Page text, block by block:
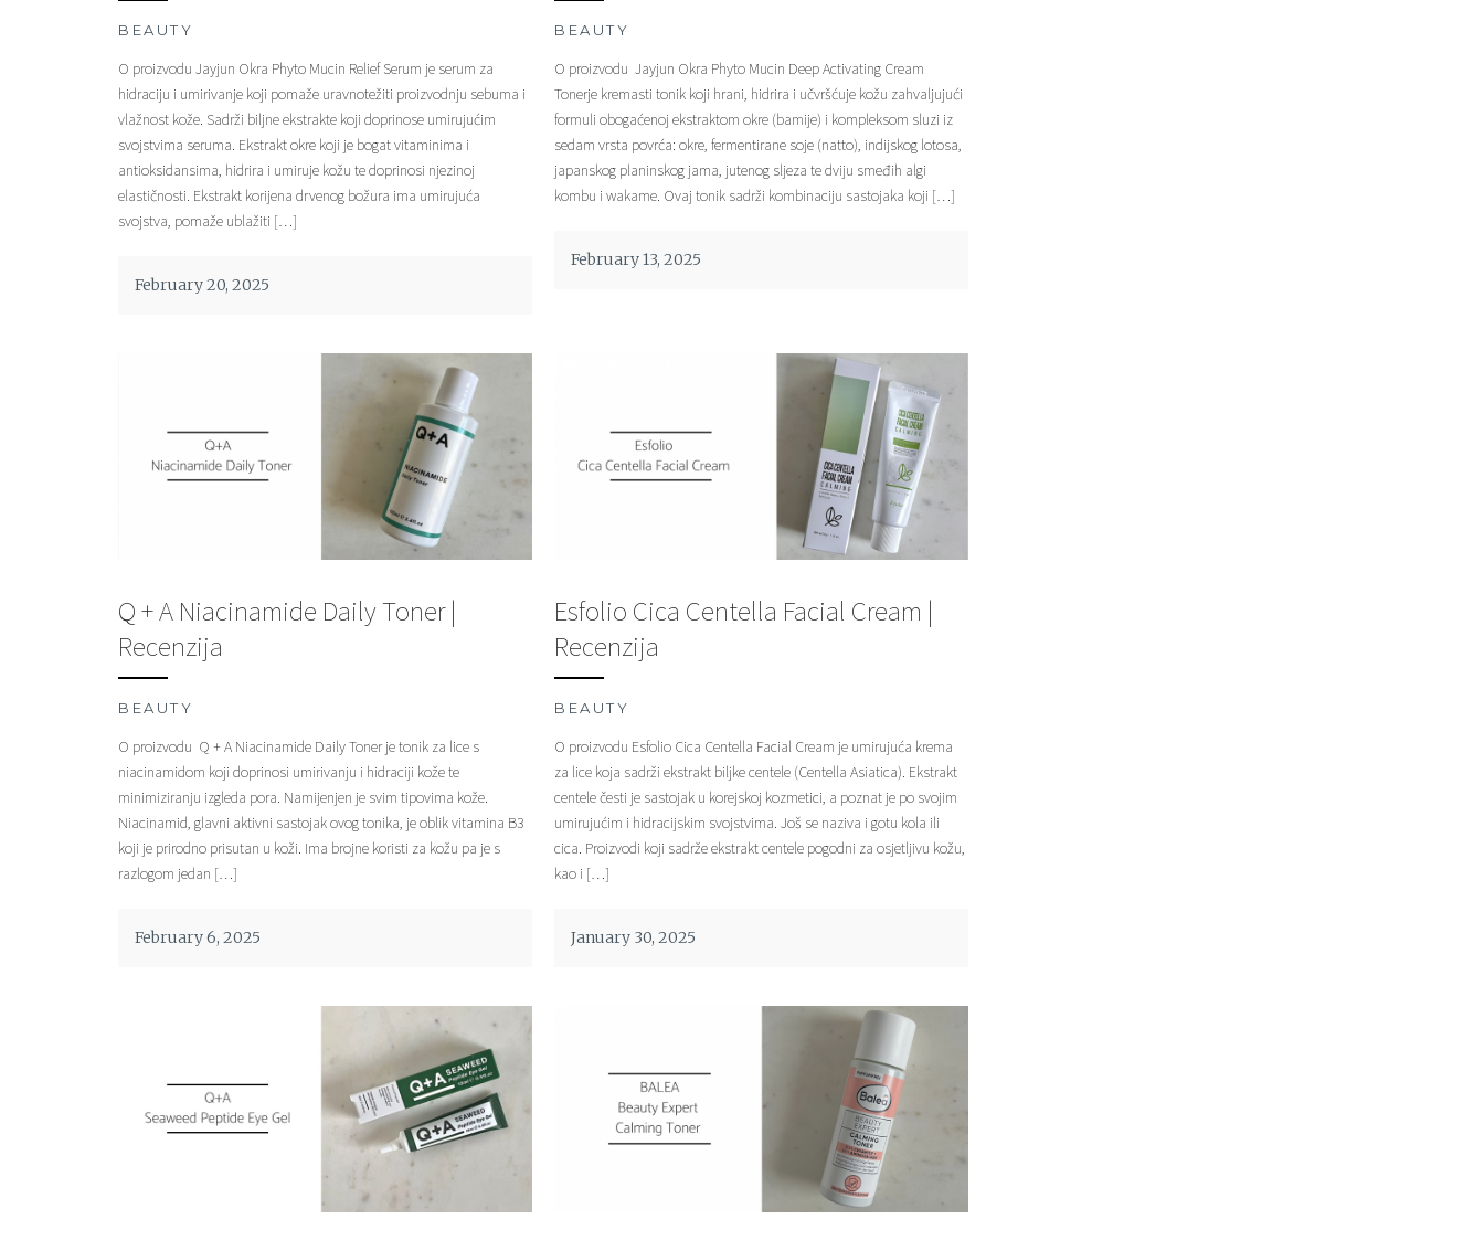
BEAUTY
O proizvodu Jayjun Okra Phyto Mucin Relief Serum je serum za
hidraciju i umirivanje koji pomaže uravnotežiti proizvodnju sebuma i
vlažnost kože. Sadrži biljne ekstrakte koji doprinose umirujućim
svojstvima seruma. Ekstrakt okre koji je bogat vitaminima i
antioksidansima, hidrira i umiruje kožu te doprinosi njezinoj
elastičnosti. Ekstrakt korijena drvenog božura ima umirujuća
svojstva, pomaže ublažiti […]
February 20, 2025
BEAUTY
O proizvodu Jayjun Okra Phyto Mucin Deep Activating Cream
Tonerje kremasti tonik koji hrani, hidrira i učvršćuje kožu zahvaljujući
formuli obogaćenoj ekstraktom okre (bamije) i kompleksom sluzi iz
sedam vrsta povrća: okre, fermentirane soje (natto), indijskog lotosa,
japanskog planinskog jama, jutenog sljeza te dviju smeđih algi
kombu i wakame. Ovaj tonik sadrži kombinaciju sastojaka koji […]
February 13, 2025
Q + A Niacinamide Daily Toner |
Recenzija
BEAUTY
O proizvodu Q + A Niacinamide Daily Toner je tonik za lice s
niacinamidom koji doprinosi umirivanju i hidraciji kože te
minimiziranju izgleda pora. Namijenjen je svim tipovima kože.
Niacinamid, glavni aktivni sastojak ovog tonika, je oblik vitamina B3
koji je prirodno prisutan u koži. Ima brojne koristi za kožu pa je s
razlogom jedan […]
February 6, 2025
Esfolio Cica Centella Facial Cream |
Recenzija
BEAUTY
O proizvodu Esfolio Cica Centella Facial Cream je umirujuća krema
za lice koja sadrži ekstrakt biljke centele (Centella Asiatica). Ekstrakt
centele česti je sastojak u korejskoj kozmetici, a poznat je po svojim
umirujućim i hidracijskim svojstvima. Još se naziva i gotu kola ili
cica. Proizvodi koji sadrže ekstrakt centele pogodni za osjetljivu kožu,
kao i […]
January 30, 2025